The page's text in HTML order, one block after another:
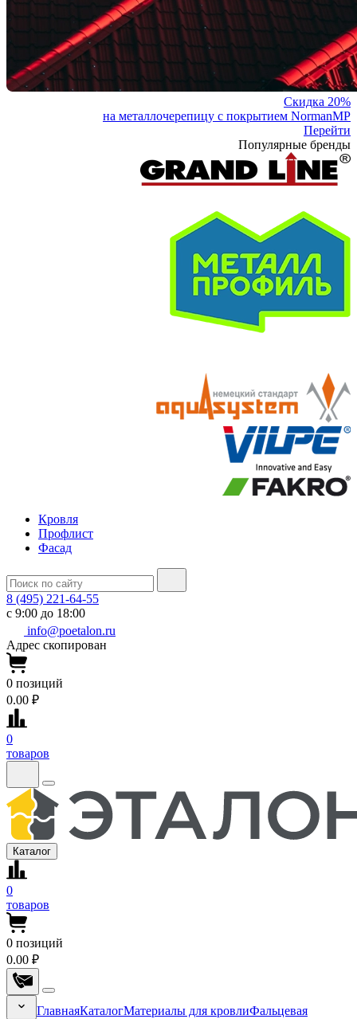
Скидка 20%
на металлочерепицу с покрытием NormanMP
Перейти
Популярные бренды
Кровля
Профлист
Фасад
8 (495) 221-64-55
с 9:00 до 18:00
info@poetalon.ru
Адрес скопирован
0 позиций
0.00 ₽
0
товаров
Каталог
0
товаров
0 позиций
0.00 ₽
ГлавнаяКаталогМатериалы для кровлиФальцевая